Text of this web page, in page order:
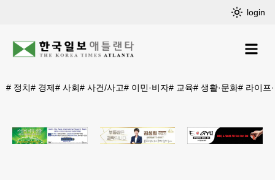
login
# 정치# 경제# 사회# 사건/사고# 이민·비자# 교육# 생활·문화# 라이프